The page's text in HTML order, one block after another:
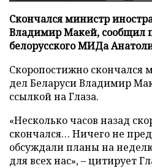
Скончался министр
Владимир Макей, сообщил
белорусского МИДа
Скоропостижно скончался
дел Беларуси Владимир
ссылкой на Глаза.
«Несколько часов назад
скончался… Ничего не
обсуждали планы на
для всех нас», – цитирует